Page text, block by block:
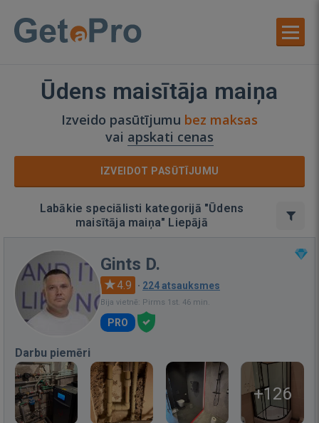
Ūdens maisītāja maiņa
Izveido pasūtījumu bez maksas
vai apskati cenas
IZVEIDOT PASŪTĪJUMU
Labākie speciālisti kategorijā "Ūdens
maisītāja maiņa" Liepājā
Gints D.
4.9 · 224 atsauksmes
Bija vietnē: Pirms 1st. 46 min.
PRO
Darbu piemēri
+126